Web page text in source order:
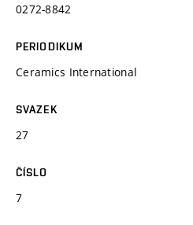
0272-8842
PERIODIKUM
Ceramics International
SVAZEK
27
ČÍSLO
7